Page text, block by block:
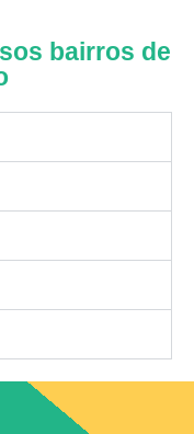
bairros de